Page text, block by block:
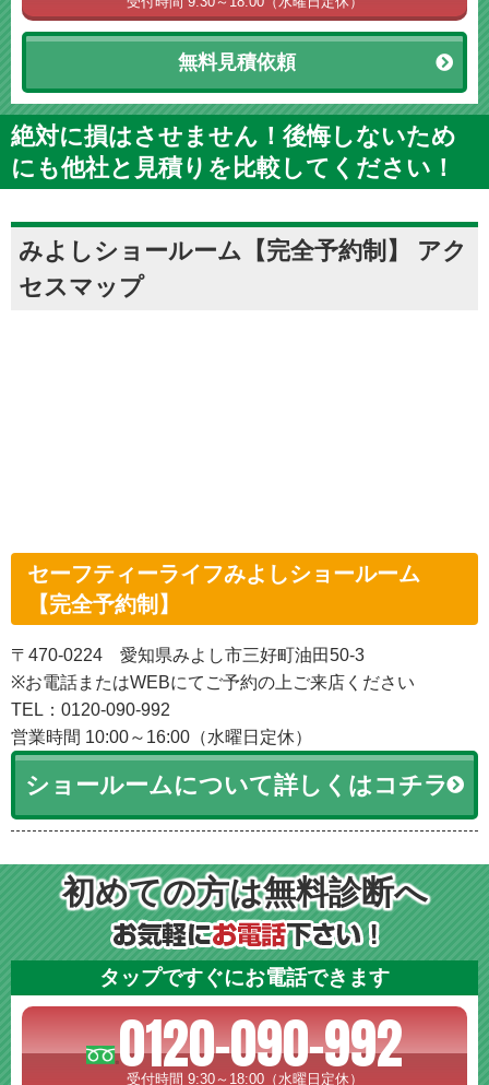
無料見積依頼
絶対に損はさせません！後悔しないため
にも他社と見積りを比較してください！
みよしショールーム【完全予約制】 アク
セスマップ
セーフティーライフみよしショールーム
【完全予約制】
〒470-0224 愛知県みよし市三好町油田50-3
※お電話またはWEBにてご予約の上ご来店ください
TEL：0120-090-992
営業時間 10:00～16:00（水曜日定休）
ショールームについて詳しくはコチラ
初めての方は無料診断へ
タップですぐにお電話できます
0120-090-992
受付時間 9:30～18:00（水曜日定休）